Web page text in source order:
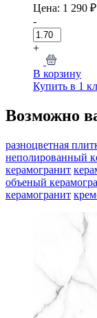
Цена: 1 290 ₽
-
+
В корзину
Купить в 1
Возможно
разноцветная
неполированный
керамогранит
объеный
керамогранит